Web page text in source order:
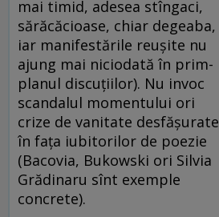
mai timid, adesea stîngaci,
sărăcăcioase, chiar degeaba,
iar manifestările reușite nu
ajung mai niciodată în prim-
planul discuțiilor). Nu invoc
scandalul momentului ori
crize de vanitate desfășurate
în fața iubitorilor de poezie
(Bacovia, Bukowski ori Silvia
Grădinaru sînt exemple
concrete).